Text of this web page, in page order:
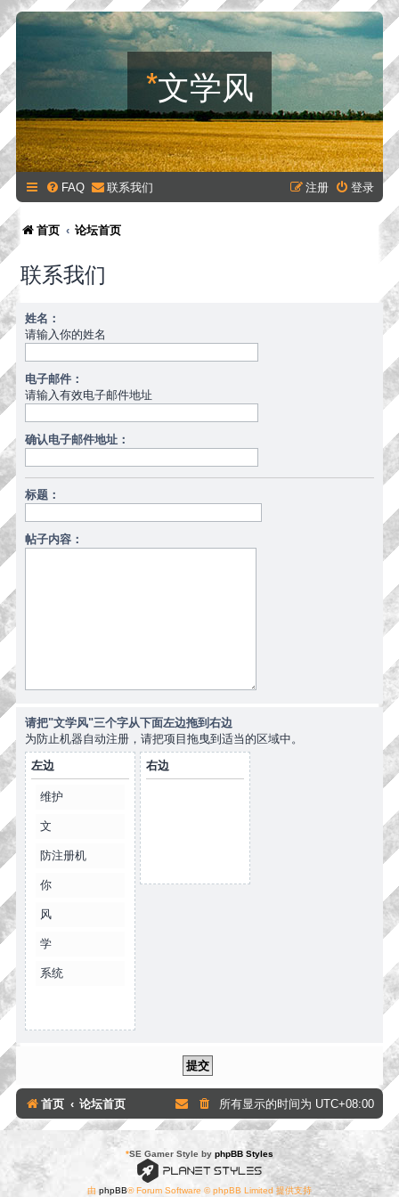
*文学风
FAQ 联系我们 登录
注册
首页 论坛首页
联系我们
姓名：
请输入你的姓名
电子邮件：
请输入有效电子邮件地址
确认电子邮件地址：
标题：
帖子内容：
请把"文学风"三个字从下面左边拖到右边
为防止机器自动注册，请把项目拖曳到适当的区域中。
左边
维护
文
防注册机
你
风
学
系统
右边
首页 论坛首页 所有显示的时间为 UTC+08:00
*SE Gamer Style by phpBB Styles
由 phpBB® Forum Software © phpBB Limited 提供支持